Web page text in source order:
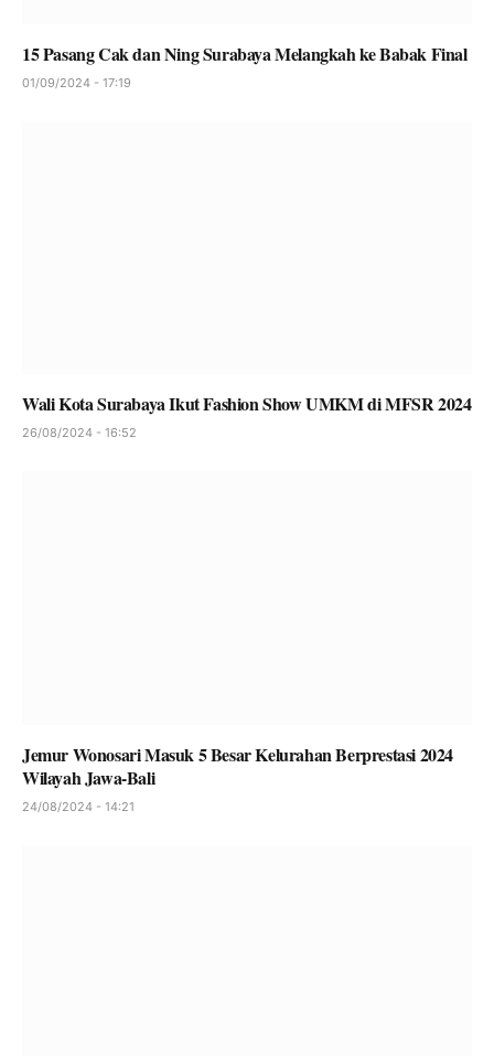
15 Pasang Cak dan Ning Surabaya Melangkah ke Babak Final
01/09/2024 - 17:19
Wali Kota Surabaya Ikut Fashion Show UMKM di MFSR 2024
26/08/2024 - 16:52
Jemur Wonosari Masuk 5 Besar Kelurahan Berprestasi 2024
Wilayah Jawa-Bali
24/08/2024 - 14:21